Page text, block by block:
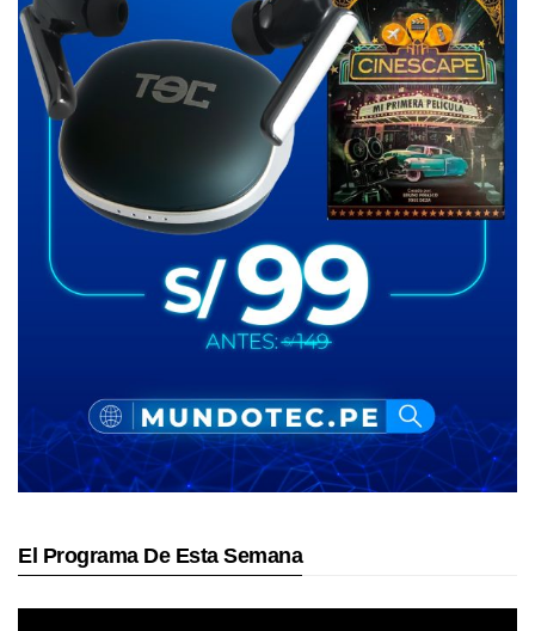
El Programa De Esta Semana